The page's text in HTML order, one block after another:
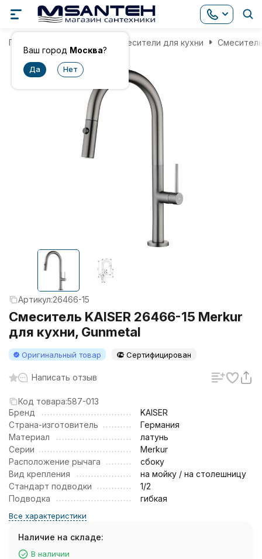
Ваш город Москва?
Главная Смесители для кухни
Артикул:26466-15
Смеситель KAISER 26466-15 Merkur
для кухни, Gunmetal
Оригинальный товар Сертифицирован
Написать отзыв
Код товара:587-013
Бренд
KAISER
Страна-изготовитель
Германия
Материал
латунь
Серии
Merkur
Расположение рычага
сбоку
Вид крепления
на мойку / на столешницу
Стандарт подводки
1/2
Подводка
гибкая
Все характеристики
Наличие на складе:
В наличии